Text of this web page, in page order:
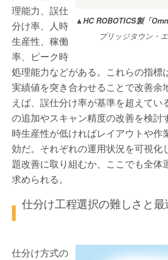
▲HC ROBOTICS製「
ブリッジタウン・
理能力、誤仕
分け率、人時
生産性、稼働
率、ピーク時
処理能力などがある。これらの指標
実績値を突き合わせることで改善余
えば、誤仕分け率が基準を超えてい
の追加やスキャン精度の改善を検討
時生産性が低ければレイアウトや作
効だ。それぞれの運用状況を可視化
題改善に取り組むか、ここでも全体
求められる。
仕分け工程選択の難しさと
仕分け方式の